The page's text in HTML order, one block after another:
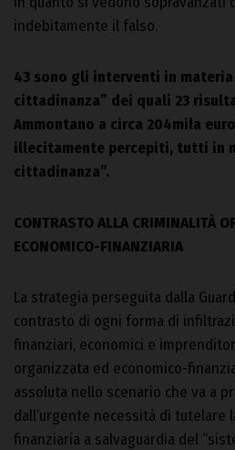
indebitamente il falso.
43 sono gli interventi in
cittadinanza” dei quali 23
Ammontano a circa 204mila
illecitamente percepiti, tutti in
cittadinanza”.
CONTRASTO ALLA CRIMINALITÀ
ECONOMICO-FINANZIARIA
La strategia perseguita dalla
contrasto di ogni forma di
finanziari, economici e
organizzata ed economico-
assoluta nello scenario che va a
dall’urgente necessità di tutelare
finanziaria a salvaguardia del